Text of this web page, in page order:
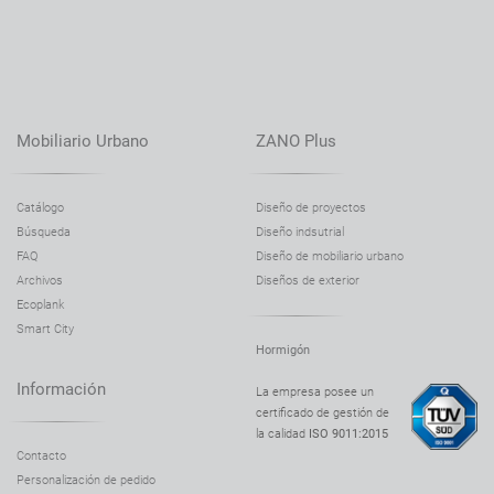
Banco Flash 02.725
Banco Flash 02.225
Banco Flash 02.425
Banco Flora 02.427
Mobiliario Urbano
Catálogo
Búsqueda
FAQ
Archivos
Ecoplank
Smart City
ZANO Plus
Diseño de proyectos
Diseño indsutrial
Diseño de mobiliario urbano
Diseños de exterior
Hormigón
Información
Contacto
Personalización de pedido
La empresa posee un
certificado de gestión de
la calidad ISO 9011:2015